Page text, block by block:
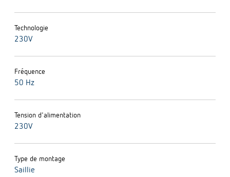
Technologie
230V
Fréquence
50 Hz
Tension d'alimentation
230V
Type de montage
Saillie